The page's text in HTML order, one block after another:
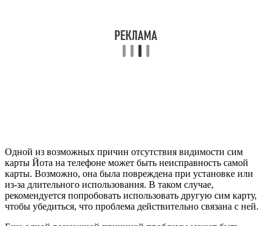
Одной из возможных причин отсутствия видимости сим
карты Йота на телефоне может быть неисправность самой
карты. Возможно, она была повреждена при установке или
из-за длительного использования. В таком случае,
рекомендуется попробовать использовать другую сим карту,
чтобы убедиться, что проблема действительно связана с ней.